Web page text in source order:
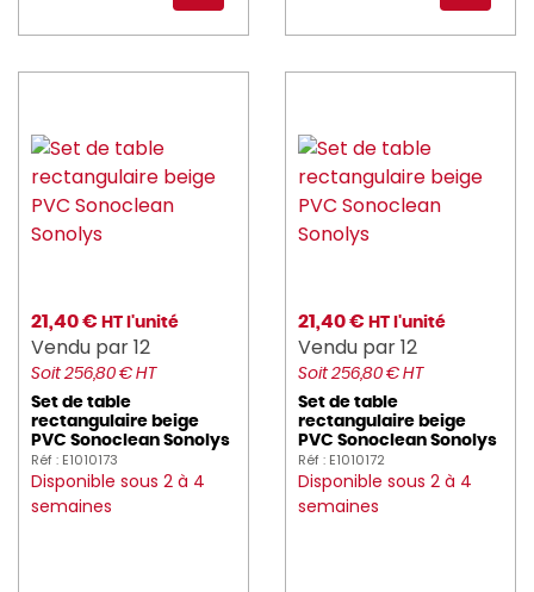
21,40 € HT l'unité
Vendu par 12
Soit 256,80 € HT
Set de table
rectangulaire beige
PVC Sonoclean Sonolys
Réf : E1010173
Disponible sous 2 à 4
semaines
21,40 € HT l'unité
Vendu par 12
Soit 256,80 € HT
Set de table
rectangulaire beige
PVC Sonoclean Sonolys
Réf : E1010172
Disponible sous 2 à 4
semaines